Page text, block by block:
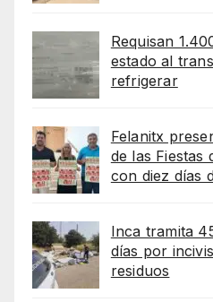
Requisan
estado al
refrigerar
Felanitx
de las Fiestas
con diez días
Inca tramita
días por
residuos